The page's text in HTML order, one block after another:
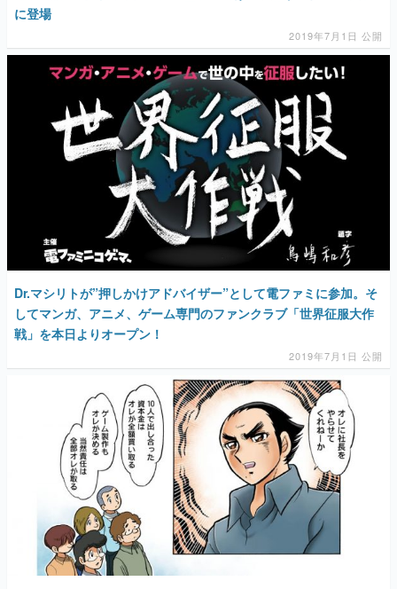
Dr.マシリトが”押しかけアドバイザー”として電ファミに参加。そ
してマンガ、アニメ、ゲーム専門のファンクラブ「世界征服大作
戦」を本日よりオープン！
2019年7月1日 公開
【田中圭一連載：サイバーコネクトツー編】すべての責任はオレ
が取る。だから、付いてきてくれないか──男の熱意はチーム解散
の危機を救い、『.hack』成功の活路を開く。業界の快男児・松山